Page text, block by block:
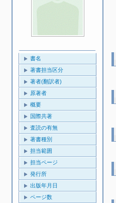
書名
著書担当区分
著者(翻訳者)
原著者
概要
国際共著
査読の有無
著書種別
担当範囲
担当ページ
発行所
出版年月日
ページ数